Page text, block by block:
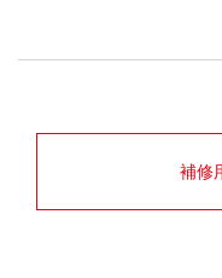
補修